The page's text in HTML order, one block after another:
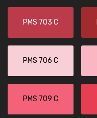
PMS 703 C
PMS 706 C
PMS 709 C